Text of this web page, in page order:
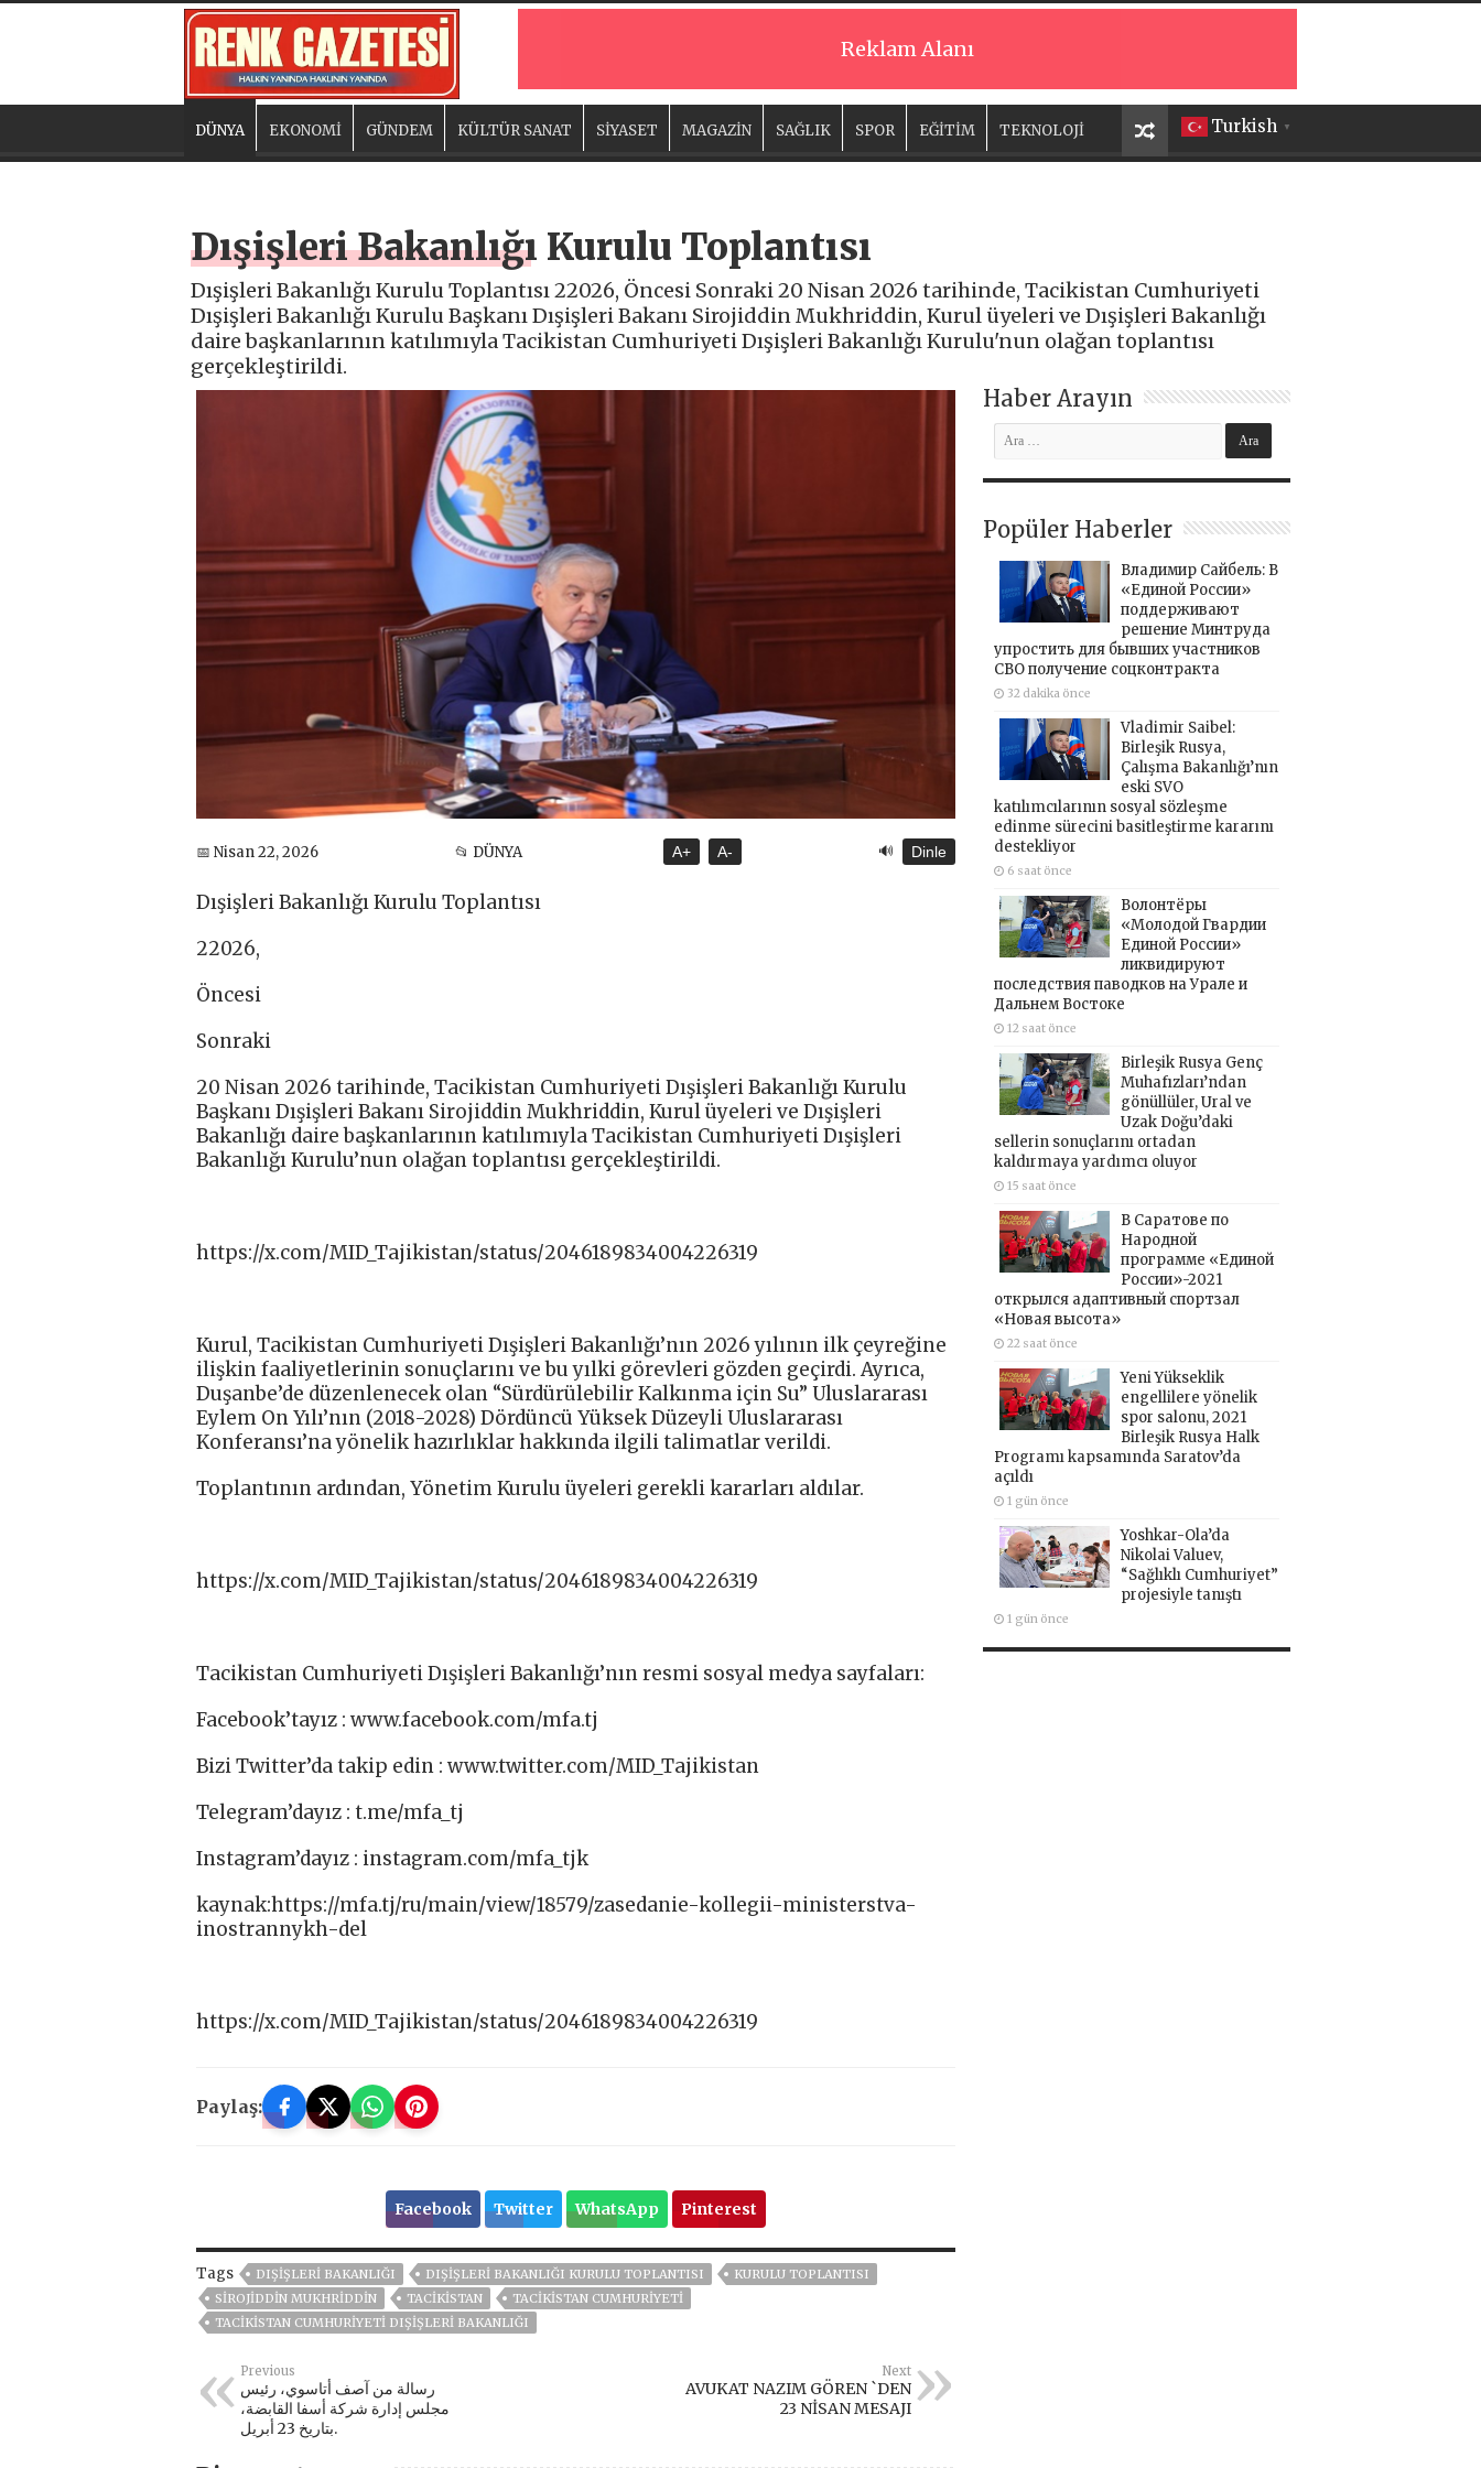
Reklam Alanı
Turkish ▼
DÜNYA EKONOMİ GÜNDEM KÜLTÜR SANAT SİYASET MAGAZİN SAĞLIK SPOR EĞİTİM TEKNOLOJİ
Dışişleri Bakanlığı Kurulu Toplantısı
Dışişleri Bakanlığı Kurulu Toplantısı 22026, Öncesi Sonraki 20 Nisan 2026 tarihinde, Tacikistan Cumhuriyeti
Dışişleri Bakanlığı Kurulu Başkanı Dışişleri Bakanı Sirojiddin Mukhriddin, Kurul üyeleri ve Dışişleri Bakanlığı
daire başkanlarının katılımıyla Tacikistan Cumhuriyeti Dışişleri Bakanlığı Kurulu'nun olağan toplantısı
gerçekleştirildi.
📅 Nisan 22, 2026 📂 DÜNYA A+ A- 🔊 Dinle
Dışişleri Bakanlığı Kurulu Toplantısı
22026,
Öncesi
Sonraki
20 Nisan 2026 tarihinde, Tacikistan Cumhuriyeti Dışişleri Bakanlığı Kurulu
Başkanı Dışişleri Bakanı Sirojiddin Mukhriddin, Kurul üyeleri ve Dışişleri
Bakanlığı daire başkanlarının katılımıyla Tacikistan Cumhuriyeti Dışişleri
Bakanlığı Kurulu’nun olağan toplantısı gerçekleştirildi.
https://x.com/MID_Tajikistan/status/2046189834004226319
Kurul, Tacikistan Cumhuriyeti Dışişleri Bakanlığı’nın 2026 yılının ilk çeyreğine
ilişkin faaliyetlerinin sonuçlarını ve bu yılki görevleri gözden geçirdi. Ayrıca,
Duşanbe’de düzenlenecek olan “Sürdürülebilir Kalkınma için Su” Uluslararası
Eylem On Yılı’nın (2018-2028) Dördüncü Yüksek Düzeyli Uluslararası
Konferansı’na yönelik hazırlıklar hakkında ilgili talimatlar verildi.
Toplantının ardından, Yönetim Kurulu üyeleri gerekli kararları aldılar.
https://x.com/MID_Tajikistan/status/2046189834004226319
Tacikistan Cumhuriyeti Dışişleri Bakanlığı’nın resmi sosyal medya sayfaları:
Facebook’tayız : www.facebook.com/mfa.tj​
Bizi Twitter’da takip edin : www.twitter.com/MID_Tajikistan
Telegram’dayız : t.me/mfa_tj​
Instagram’dayız : instagram.com/mfa_tjk
kaynak:https://mfa.tj/ru/main/view/18579/zasedanie-kollegii-ministerstva-
inostrannykh-del
https://x.com/MID_Tajikistan/status/2046189834004226319
Paylaş:
Facebook Twitter WhatsApp Pinterest
Tags DIŞIŞLERI BAKANLIĞI DIŞIŞLERI BAKANLIĞI KURULU TOPLANTISI
KURULU TOPLANTISI
SIROJIDDIN MUKHRIDDIN
TACİKİSTAN
TACIKISTAN CUMHURIYETI
TACIKISTAN CUMHURIYETI DIŞIŞLERI BAKANLIĞI
Previous
رسالة من آصف أتاسوي، رئيس
مجلس إدارة شركة أسفا القابضة،
بتاريخ 23 أبريل.
Next
AVUKAT NAZIM GÖREN `DEN
23 NİSAN MESAJI
Haber Arayın
Popüler Haberler
Владимир Сайбель: В
«Единой России»
поддерживают
решение Минтруда
упростить для бывших участников
СВО получение соцконтракта
32 dakika önce
Vladimir Saibel:
Birleşik Rusya,
Çalışma Bakanlığı’nın
eski SVO
katılımcılarının sosyal sözleşme
edinme sürecini basitleştirme kararını
destekliyor
6 saat önce
Волонтёры
«Молодой Гвардии
Единой России»
ликвидируют
последствия паводков на Урале и
Дальнем Востоке
12 saat önce
Birleşik Rusya Genç
Muhafızları’ndan
gönüllüler, Ural ve
Uzak Doğu’daki
sellerin sonuçlarını ortadan
kaldırmaya yardımcı oluyor
15 saat önce
В Саратове по
Народной
программе «Единой
России»-2021
открылся адаптивный спортзал
«Новая высота»
22 saat önce
Yeni Yükseklik
engellilere yönelik
spor salonu, 2021
Birleşik Rusya Halk
Programı kapsamında Saratov’da
açıldı
1 gün önce
Yoshkar-Ola’da
Nikolai Valuev,
“Sağlıklı Cumhuriyet”
projesiyle tanıştı
1 gün önce